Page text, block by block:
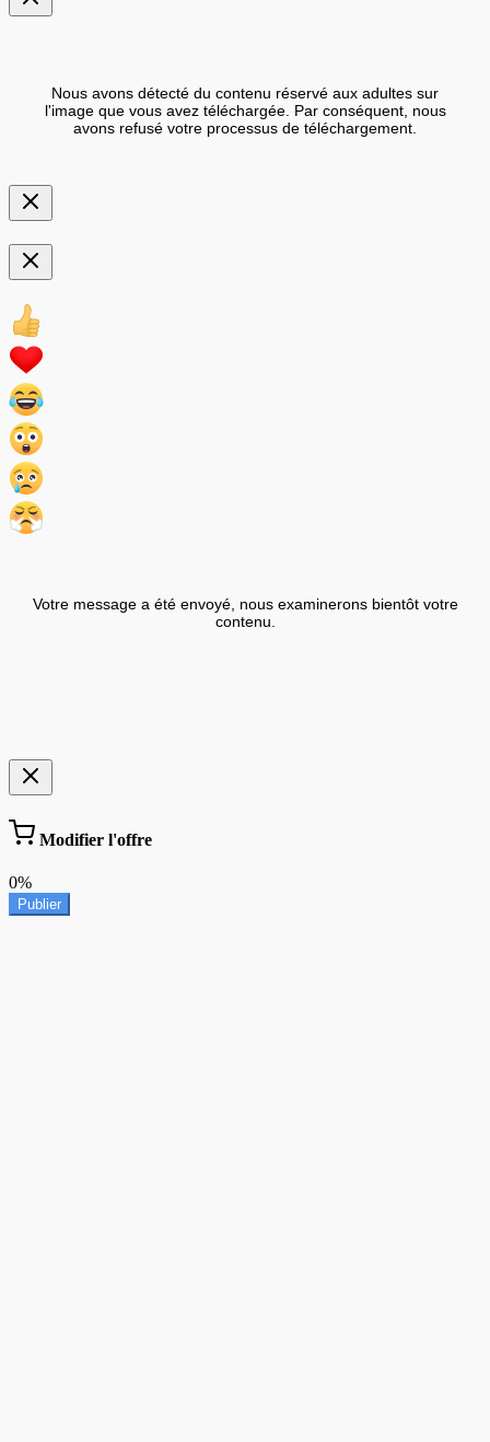
Nous avons détecté du contenu réservé aux adultes sur
l'image que vous avez téléchargée. Par conséquent, nous
avons refusé votre processus de téléchargement.
Votre message a été envoyé, nous examinerons bientôt votre
contenu.
Modifier l'offre
0%
Publier